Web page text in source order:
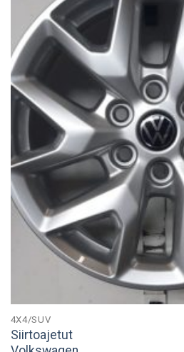
4X4/SUV
Siirtoajetut